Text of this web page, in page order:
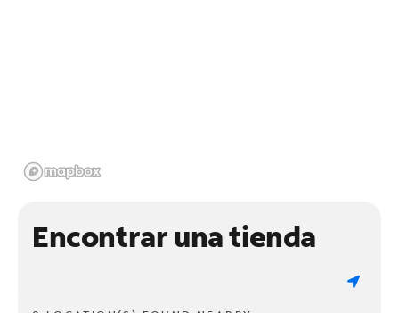
Encontrar una tienda